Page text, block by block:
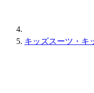
キッズスーツ・キ